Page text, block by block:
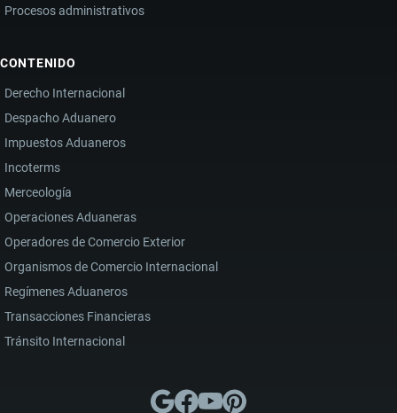
Procesos administrativos
CONTENIDO
Derecho Internacional
Despacho Aduanero
Impuestos Aduaneros
Incoterms
Merceología
Operaciones Aduaneras
Operadores de Comercio Exterior
Organismos de Comercio Internacional
Regímenes Aduaneros
Transacciones Financieras
Tránsito Internacional